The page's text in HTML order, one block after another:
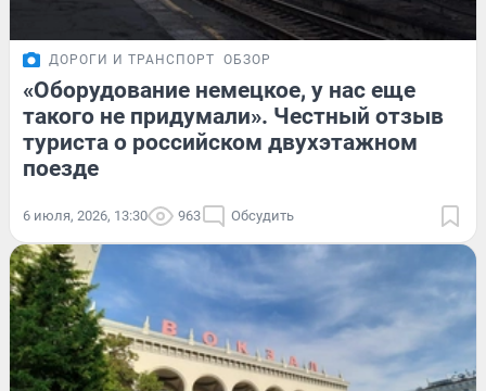
ДОРОГИ И ТРАНСПОРТ ОБЗОР
«Оборудование немецкое, у нас еще
такого не придумали». Честный отзыв
туриста о российском двухэтажном
поезде
6 июля, 2026, 13:30 963 Обсудить